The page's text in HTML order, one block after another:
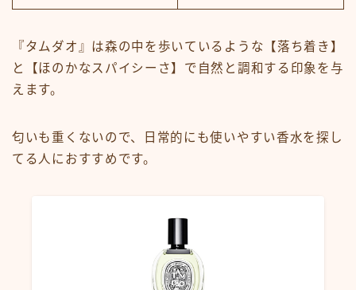
『タムダオ』は森の中を歩いているような【落ち着き】
と【ほのかなスパイシーさ】で自然と調和する印象を与
えます。
匂いも重くないので、日常的にも使いやすい香水を探し
てる人におすすめです。